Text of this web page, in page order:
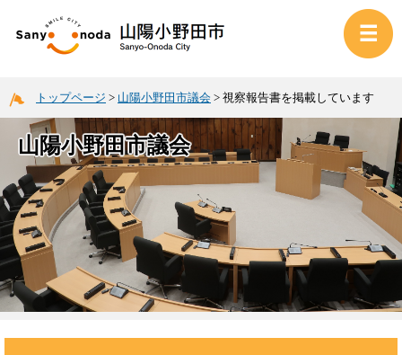
トップページ > 山陽小野田市議会 > 視察報告書を掲載しています
山陽小野田市議会